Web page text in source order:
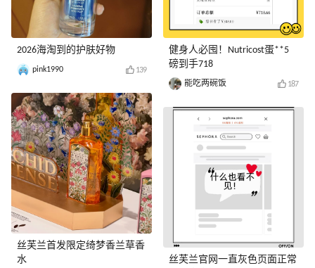
2026海淘到的护肤好物
pink1990 139
丝芙兰首发限定绮梦香兰草香
水
健身人必囤！Nutricost蛋**5
磅到手718
能吃两碗饭 187
丝芙兰官网一直灰色页面正常